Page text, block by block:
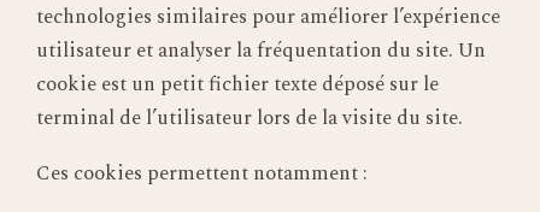
technologies similaires pour améliorer l’expérience
utilisateur et analyser la fréquentation du site. Un
cookie est un petit fichier texte déposé sur le
terminal de l’utilisateur lors de la visite du site.
Ces cookies permettent notamment :